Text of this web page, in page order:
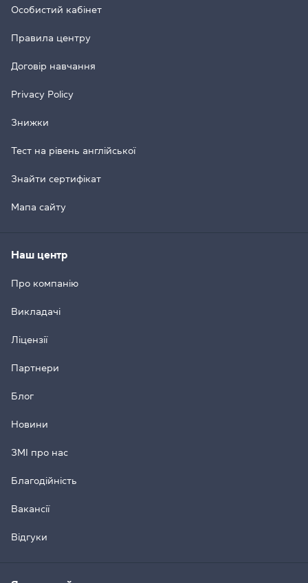
Особистий кабінет
Правила центру
Договір навчання
Privacy Policy
Знижки
Тест на рівень англійської
Знайти сертифікат
Мапа сайту
Наш центр
Про компанію
Викладачі
Ліцензії
Партнери
Блог
Новини
ЗМІ про нас
Благодійність
Вакансії
Відгуки